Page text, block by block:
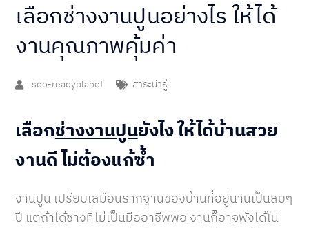
เลือกช่างงานปูนอย่างไร ให้ได้
งานคุณภาพคุ้มค่า
seo-readyplanet สาระน่ารู้
เลือกช่างงานปูนยังไง ให้ได้บ้านสวย
งานดี ไม่ต้องแก้ซ้ำ
งานปูน เปรียบเสมือนรากฐานของบ้านที่อยู่นานเป็นสิบๆ
ปี แต่ถ้าได้ช่างที่ไม่เป็นมืออาชีพพอ งานก็อาจพังได้ใน